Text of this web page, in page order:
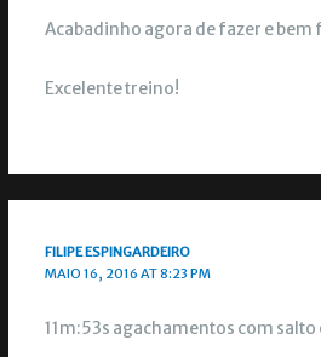
Acabadinho agora de fazer e
Excelente treino!
FILIPE ESPINGARDEIRO
MAIO 16, 2016 AT 8:23 PM
11m:53s agachamentos com